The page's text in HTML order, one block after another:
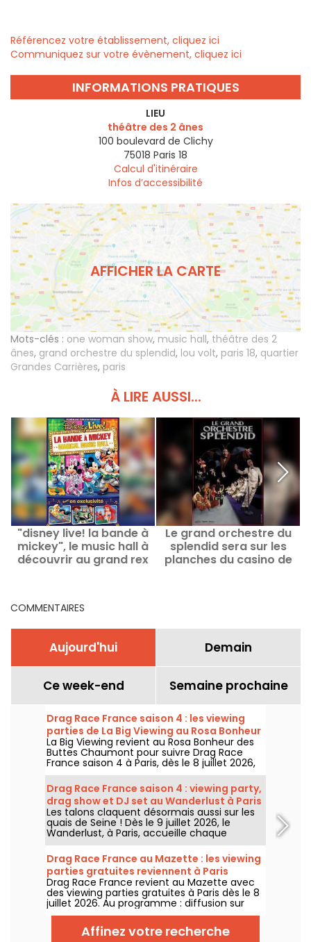
Référencez votre établissement, cliquez ici
Communiquez sur votre évènement, cliquez ici
INFORMATIONS PRATIQUES
LIEU
théâtre des 2 ânes
100 boulevard de Clichy
75018 Paris 18
Calcul d'itinéraire
Infos d’accessibilité
AFFICHER LA CARTE
Mots-clés : one woman show, music hall, théâtre des 2
ânes, grand orchestre du splendid, lou volt, paris 18, quartier
Grandes Carrières, paris
À LIRE AUSSI...
"disney live! la bande à
mickey", le music hall à
découvrir au grand rex
Le grand orchestre du
splendid sera sur les
planches du casino de
COMMENTAIRES
Aujourd'hui Demain
Ce week-end Semaine prochaine
Drag Race France saison 4 : les viewing
parties de La Big Viewing au Rosa Bonheur
La Big Viewing revient au Rosa Bonheur des
Buttes Chaumont pour suivre Drag Race
France saison 4 à Paris, dès le 8 juillet 2026,
puis chaque soir de diffusion. Animée par La
Big Bertha, cette viewing party réunit
projection de l’épisode, performances drag,
quiz, invités et surprises.
Drag Race France saison 4 : viewing party,
drag show et DJ set au Wanderlust à Paris
Les talons claquent désormais aussi sur les
quais de Seine ! Dès le 9 juillet 2026, le
Wanderlust, à Paris, accueille chaque
semaine une viewing party de Drag Race
France saison 4, avec projection des
épisodes, drag shows et DJ sets jusqu'au
bout de la nuit.
Drag Race France au Mazette : les viewing
parties gratuites reviennent à Paris
Drag Race France revient au Mazette avec
des viewing parties gratuites à Paris dès le 8
juillet 2026. Au programme : diffusion sur
écran géant, shows drag, commentaires en
direct, guests queer et ambiance festive
chaque jeudi.Affinez votre recherche